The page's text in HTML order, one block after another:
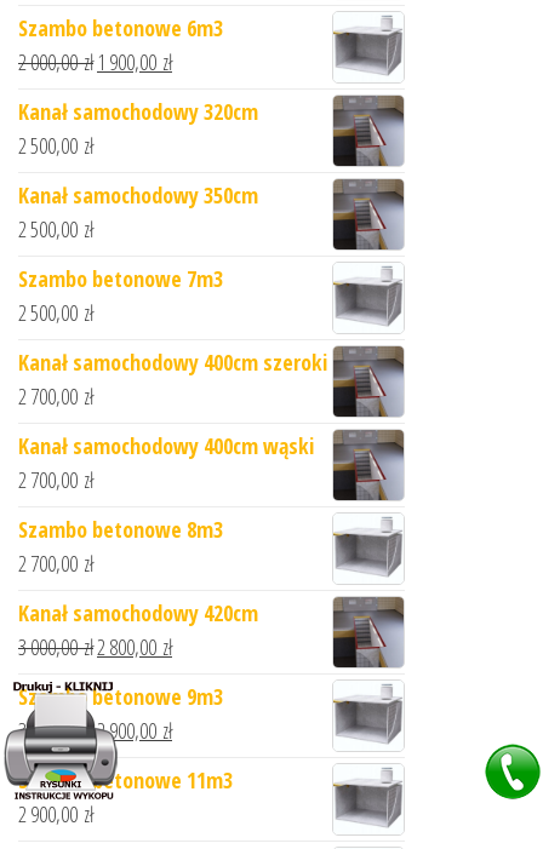
Szambo betonowe 6m3
2 000,00zł 1 900,00 zł
Kanał samochodowy 320cm
2 500,00 zł
Kanał samochodowy 350cm
2 500,00 zł
Szambo betonowe 7m3
2 500,00 zł
Kanał samochodowy 400cm szeroki
2 700,00 zł
Kanał samochodowy 400cm wąski
2 700,00 zł
Szambo betonowe 8m3
2 700,00 zł
Kanał samochodowy 420cm
3 000,00zł2 800,00 zł
Szambo betonowe 9m3
3 000,00zł2 900,00 zł
Szambo betonowe 11m3
2 900,00 zł